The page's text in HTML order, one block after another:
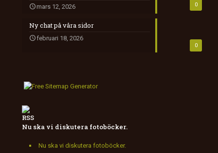
0
mars 12, 2026
0
Ny chat på våra sidor
februari 18, 2026
Nu ska vi diskutera fotoböcker.
Nu ska vi diskutera fotoböcker.